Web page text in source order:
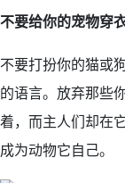
不要给你的宠物穿
不要打扮你的猫或
的语言。放弃那些
着，而主人们却在
成为动物它自己。